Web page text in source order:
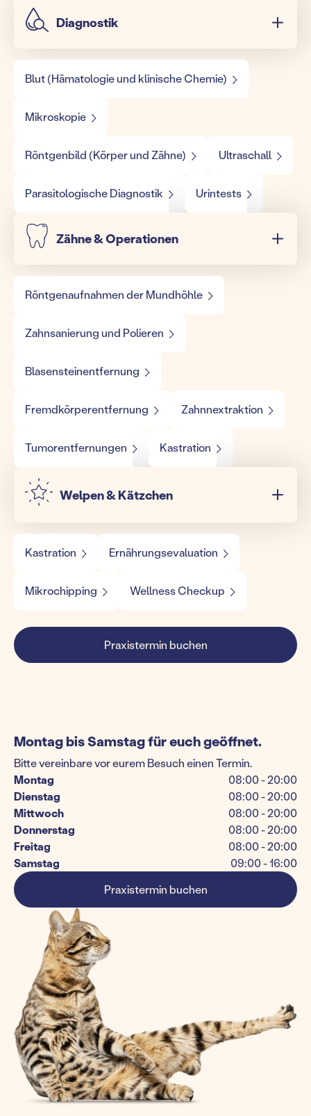
Diagnostik
Blut (Hämatologie und klinische Chemie)
Mikroskopie
Röntgenbild (Körper und Zähne) Ultraschall
Parasitologische Diagnostik Urintests
Zähne & Operationen
Röntgenaufnahmen der Mundhöhle
Zahnsanierung und Polieren
Blasensteinentfernung
Fremdkörperentfernung Zahnnextraktion
Tumorentfernungen Kastration
Welpen & Kätzchen
Kastration Ernährungsevaluation
Mikrochipping Wellness Checkup
Praxistermin buchen
Montag bis Samstag für euch geöffnet.
Bitte vereinbare vor eurem Besuch einen Termin.
Montag
08:00 - 20:00
Dienstag
08:00 - 20:00
Mittwoch
08:00 - 20:00
Donnerstag
08:00 - 20:00
Freitag
08:00 - 20:00
Samstag
09:00 - 16:00
Praxistermin buchen